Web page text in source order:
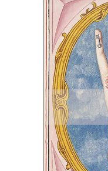
ŚWIATY
Wprawdzie
taki, jaki
jednak